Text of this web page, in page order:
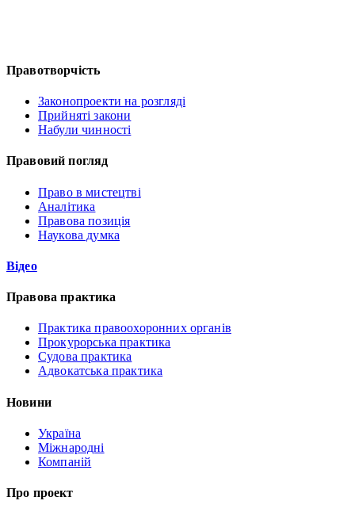
Правотворчість
Законопроекти на розгляді
Прийняті закони
Набули чинності
Правовий погляд
Право в мистецтві
Аналітика
Правова позиція
Наукова думка
Відео
Правова практика
Практика правоохоронних органів
Прокурорська практика
Судова практика
Адвокатська практика
Новини
Україна
Міжнародні
Компаній
Про проект